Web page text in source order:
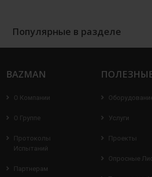
Популярные в разделе
BAZMAN
О Компании
О Группе
Протоколы
Испытаний
Партнерам
Услуги
Проекты
Опросные